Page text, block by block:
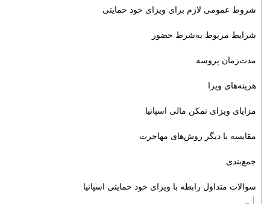
شروط عمومی لازم برای ویزای خود حمایتی
شرایط مربوط به‌شرط حضور
مدت‌زمان پروسه
هزینه‌های ویزا
مزایای ویزای تمکن مالی اسپانیا
مقایسه با دیگر روش‌های مهاجرت
جمع‌بندی
سوالات متداول رابطه با ویزای خود حمایتی اسپانیا